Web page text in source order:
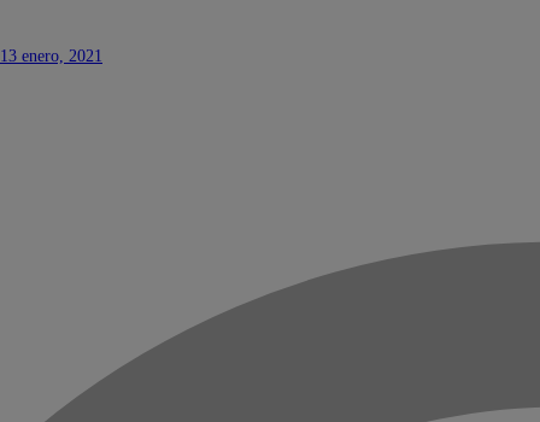
13 enero, 2021